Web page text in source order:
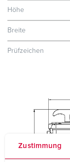
Zustimmung
Höhe
Breite
Prüfzeichen